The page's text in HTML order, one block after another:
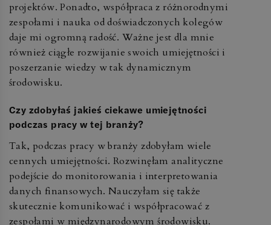
projektów. Ponadto, współpraca z różnorodnymi
zespołami i nauka od doświadczonych kolegów
daje mi ogromną radość. Ważne jest dla mnie
również ciągłe rozwijanie swoich umiejętności i
poszerzanie wiedzy w tak dynamicznym
środowisku.
Czy zdobyłaś jakieś ciekawe umiejętności
podczas pracy w tej branży?
Tak, podczas pracy w branży zdobyłam wiele
cennych umiejętności. Rozwinęłam analityczne
podejście do monitorowania i interpretowania
danych finansowych. Nauczyłam się także
skutecznie komunikować i współpracować z
zespołami w międzynarodowym środowisku.